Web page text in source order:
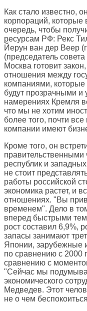
Как стало известно,
корпораций,
очередь, чтобы
ресурсам РФ: Рекс
Йерун ван дер Веер
(председатель
Москва готовит
отношения между
компаниями, которые
будут прозрачными и
намерениях Кремля
что мы не хотим
более того, почти
компании имеют
Кроме того, он
правительственными
республик и
не стоит
работы российской
экономика растет, и
отношениях. "Вы
временем". Дело в
вперед быстрыми
рост составил 6,9%,
запасы занимают
Японии, зарубежные
по сравнению с 2000
сравнению с
"Сейчас мы
экономического
Медведев. Этот
не о чем